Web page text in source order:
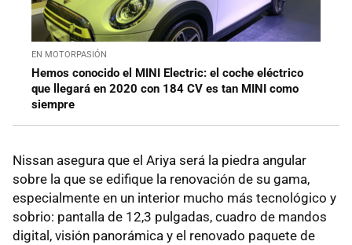
EN MOTORPASIÓN
Hemos conocido el MINI Electric: el coche eléctrico
que llegará en 2020 con 184 CV es tan MINI como
siempre
Nissan asegura que el Ariya será la piedra angular
sobre la que se edifique la renovación de su gama,
especialmente en un interior mucho más tecnológico y
sobrio: pantalla de 12,3 pulgadas, cuadro de mandos
digital, visión panorámica y el renovado paquete de